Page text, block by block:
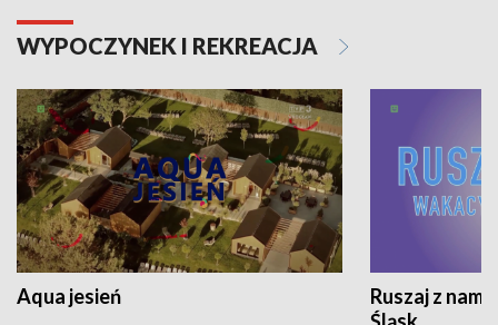
WYPOCZYNEK I REKREACJA
Aqua jesień
Ruszaj z